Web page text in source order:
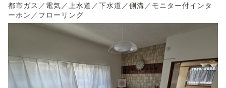
都市ガス／電気／上水道／下水道／側溝／モニター付インタ
ーホン／フローリング